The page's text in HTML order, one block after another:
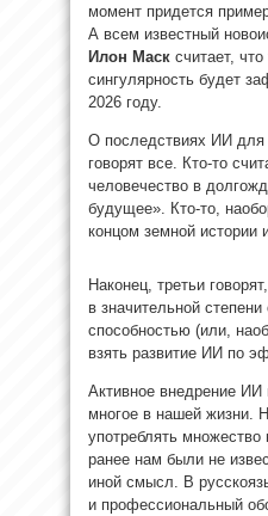
момент придется
А всем известный
Илон Маск считает,
сингулярность будет
2026 году.
О последствиях ИИ для
говорят все. Кто-то
человечество в
будущее». Кто-то,
концом земной истории
Наконец, третьи
в значительной
способностью (или,
взять развитие ИИ по
Активное внедрение
многое в нашей жизни.
употреблять
ранее нам были не
иной смысл. В
и профессиональный